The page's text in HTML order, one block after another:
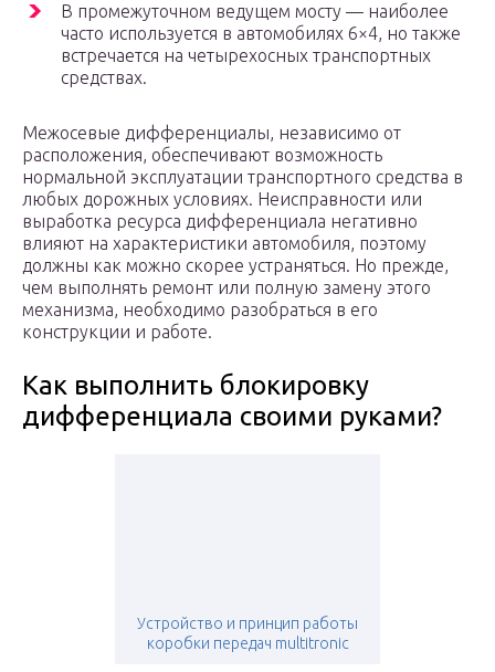
В промежуточном ведущем мосту — наиболее
часто используется в автомобилях 6×4, но также
встречается на четырехосных транспортных
средствах.
Межосевые дифференциалы, независимо от
расположения, обеспечивают возможность
нормальной эксплуатации транспортного средства в
любых дорожных условиях. Неисправности или
выработка ресурса дифференциала негативно
влияют на характеристики автомобиля, поэтому
должны как можно скорее устраняться. Но прежде,
чем выполнять ремонт или полную замену этого
механизма, необходимо разобраться в его
конструкции и работе.
Как выполнить блокировку
дифференциала своими руками?
Устройство и принцип работы
коробки передач multitronic